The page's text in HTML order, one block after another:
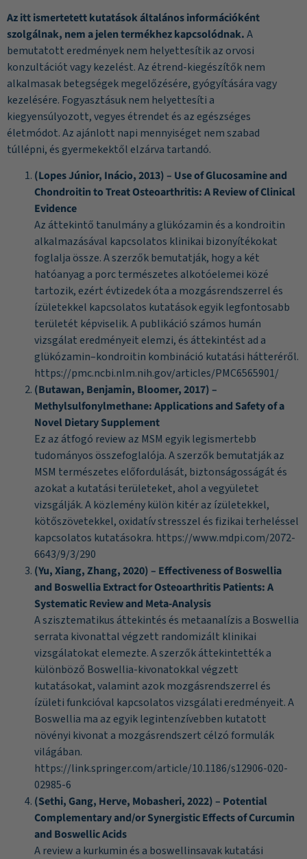
Az itt ismertetett kutatások általános információként
szolgálnak, nem a jelen termékhez kapcsolódnak.A
bemutatott eredmények nem helyettesítik az orvosi
konzultációt vagy kezelést. Az étrend-kiegészítők nem
alkalmasak betegségek megelőzésére, gyógyítására vagy
kezelésére. Fogyasztásuk nem helyettesíti a
kiegyensúlyozott, vegyes étrendet és az egészséges
életmódot. Az ajánlott napi mennyiséget nem szabad
túllépni, és gyermekektől elzárva tartandó.
(Lopes Júnior, Inácio, 2013) – Use of Glucosamine and
Chondroitin to Treat Osteoarthritis: A Review of Clinical
Evidence
Az áttekintő tanulmány a glükózamin és a kondroitin
alkalmazásával kapcsolatos klinikai bizonyítékokat
foglalja össze. A szerzők bemutatják, hogy a két
hatóanyag a porc természetes alkotóelemei közé
tartozik, ezért évtizedek óta a mozgásrendszerrel és
ízületekkel kapcsolatos kutatások egyik legfontosabb
területét képviselik. A publikáció számos humán
vizsgálat eredményeit elemzi, és áttekintést ad a
glükózamin–kondroitin kombináció kutatási hátteréről.
https://pmc.ncbi.nlm.nih.gov/articles/PMC6565901/
(Butawan, Benjamin, Bloomer, 2017) –
Methylsulfonylmethane: Applications and Safety of a
Novel Dietary Supplement
Ez az átfogó review az MSM egyik legismertebb
tudományos összefoglalója. A szerzők bemutatják az
MSM természetes előfordulását, biztonságosságát és
azokat a kutatási területeket, ahol a vegyületet
vizsgálják. A közlemény külön kitér az ízületekkel,
kötőszövetekkel, oxidatív stresszel és fizikai terheléssel
kapcsolatos kutatásokra. https://www.mdpi.com/2072-
6643/9/3/290
(Yu, Xiang, Zhang, 2020) – Effectiveness of Boswellia
and Boswellia Extract for Osteoarthritis Patients: A
Systematic Review and Meta-Analysis
A szisztematikus áttekintés és metaanalízis a Boswellia
serrata kivonattal végzett randomizált klinikai
vizsgálatokat elemezte. A szerzők áttekintették a
különböző Boswellia-kivonatokkal végzett
kutatásokat, valamint azok mozgásrendszerrel és
ízületi funkcióval kapcsolatos vizsgálati eredményeit. A
Boswellia ma az egyik legintenzívebben kutatott
növényi kivonat a mozgásrendszert célzó formulák
világában.
https://link.springer.com/article/10.1186/s12906-020-
02985-6
(Sethi, Gang, Herve, Mobasheri, 2022) – Potential
Complementary and/or Synergistic Effects of Curcumin
and Boswellic Acids
A review a kurkumin és a boswellinsavak kutatási